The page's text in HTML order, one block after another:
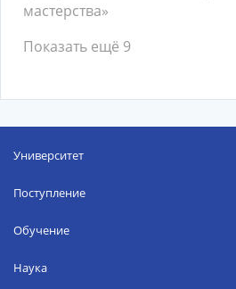
мастерства»
Показать ещё 9
Университет
Поступление
Обучение
Наука